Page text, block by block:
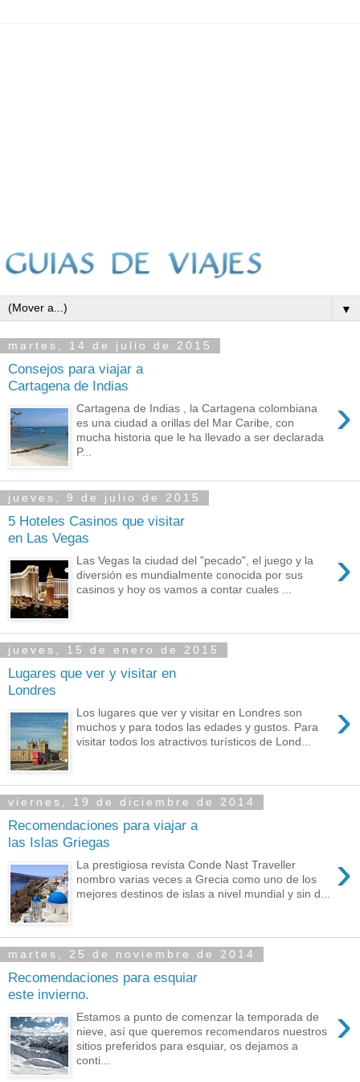
▼
martes, 14 de julio de 2015
Consejos para viajar a
Cartagena de Indias
›
Cartagena de Indias , la Cartagena colombiana
es una ciudad a orillas del Mar Caribe, con
mucha historia que le ha llevado a ser declarada
P...
jueves, 9 de julio de 2015
5 Hoteles Casinos que visitar
en Las Vegas
›
Las Vegas la ciudad del "pecado", el juego y la
diversión es mundialmente conocida por sus
casinos y hoy os vamos a contar cuales ...
jueves, 15 de enero de 2015
Lugares que ver y visitar en
Londres
›
Los lugares que ver y visitar en Londres son
muchos y para todos las edades y gustos. Para
visitar todos los atractivos turísticos de Lond...
viernes, 19 de diciembre de 2014
Recomendaciones para viajar a
las Islas Griegas
›
La prestigiosa revista Conde Nast Traveller
nombro varias veces a Grecia como uno de los
mejores destinos de islas a nivel mundial y sin d...
martes, 25 de noviembre de 2014
Recomendaciones para esquiar
este invierno.
›
Estamos a punto de comenzar la temporada de
nieve, así que queremos recomendaros nuestros
sitios preferidos para esquiar, os dejamos a
conti...